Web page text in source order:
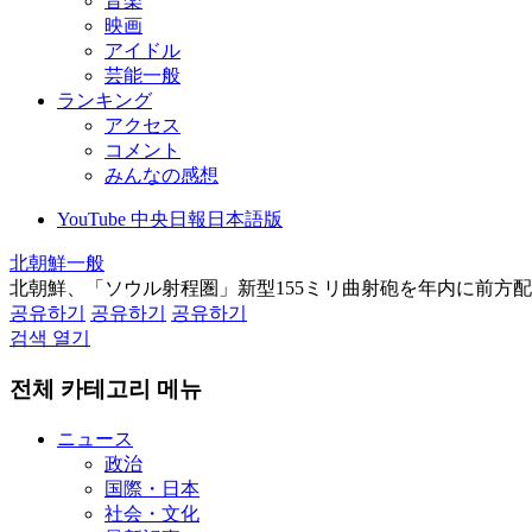
映画
アイドル
芸能一般
ランキング
アクセス
コメント
みんなの感想
YouTube 中央日報日本語版
北朝鮮一般
北朝鮮、「ソウル射程圏」新型155ミリ曲射砲を年内に前方
공유하기
공유하기
공유하기
검색 열기
전체 카테고리 메뉴
ニュース
政治
国際・日本
社会・文化